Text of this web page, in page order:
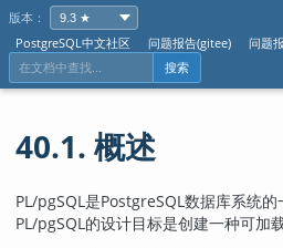
版本：
PostgreSQL中文社区
问题报告(gitee) 问题
搜索
40.1. 概述
PL/pgSQL 是PostgreSQL 数据库系统的
PL/pgSQL 的设计目标是创建一种可加